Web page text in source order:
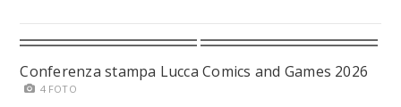
Conferenza stampa Lucca Comics and Games 2026
4 FOTO